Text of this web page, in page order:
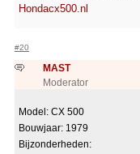
Hondacx500.nl
#20
MAST
Moderator
Model: CX 500
Bouwjaar: 1979
Bijzonderheden: